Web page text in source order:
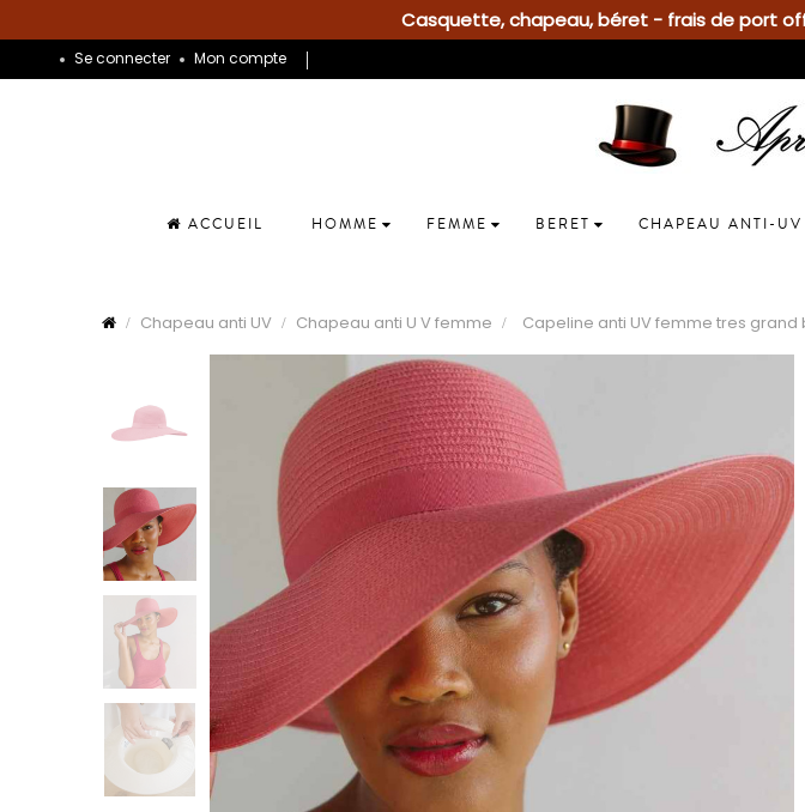
Casquette, chapeau, béret - frais de port
Se connecter Mon compte
ACCUEIL HOMME FEMME BERET CHAPEAU ANTI-UV
Chapeau anti UV Chapeau anti U V femme Capeline anti UV femme tres